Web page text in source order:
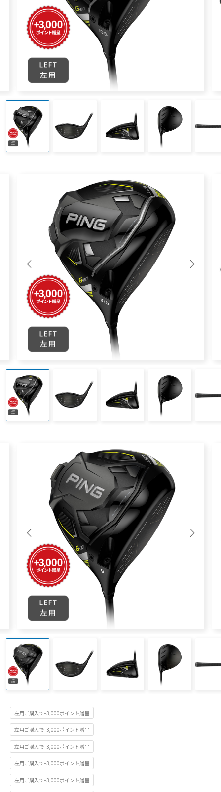
左用ご購入で+3,000ポイント贈呈
左用ご購入で+3,000ポイント贈呈
左用ご購入で+3,000ポイント贈呈
左用ご購入で+3,000ポイント贈呈
左用ご購入で+3,000ポイント贈呈